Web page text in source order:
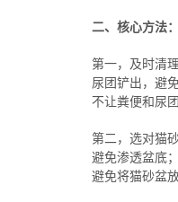
二、核心方法
第一，及时清
尿团铲出，避
不让粪便和尿
第二，选对猫
避免渗透盆底
避免将猫砂盆